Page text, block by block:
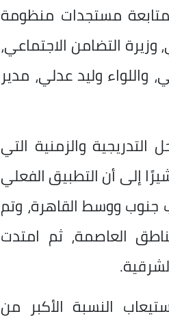
لمتابعة مستجدات منظومة
وزيرة التضامن الاجتماعي،
واللواء وليد عدلي، مدير
والزمنية التي
إلى أن التطبيق الفعلي
بمكاتب جنوب ووسط القاهرة، وتم
العاصمة، ثم امتدت
النسبة الأكبر من